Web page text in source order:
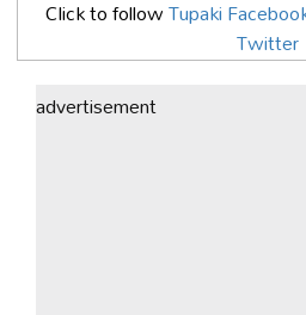
Click to followTupaki
Twitter
advertisement